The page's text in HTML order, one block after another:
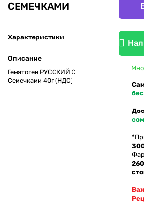
СЕМЕЧКАМИ
Характеристики
Описание
Гематоген РУССКИЙ С
Семечками 40г (НДС)
сом